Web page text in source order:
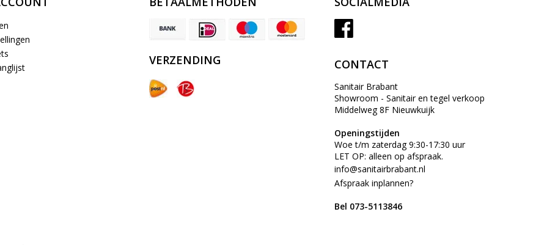
VERZENDING CONTACT
Sanitair Brabant
Showroom - Sanitair en tegel verkoop
Middelweg 8F Nieuwkuijk
Openingstijden
Woe t/m zaterdag 9:30-17:30 uur
LET OP: alleen op afspraak.
info@sanitairbrabant.nl
Afspraak inplannen?
Bel 073-5113846